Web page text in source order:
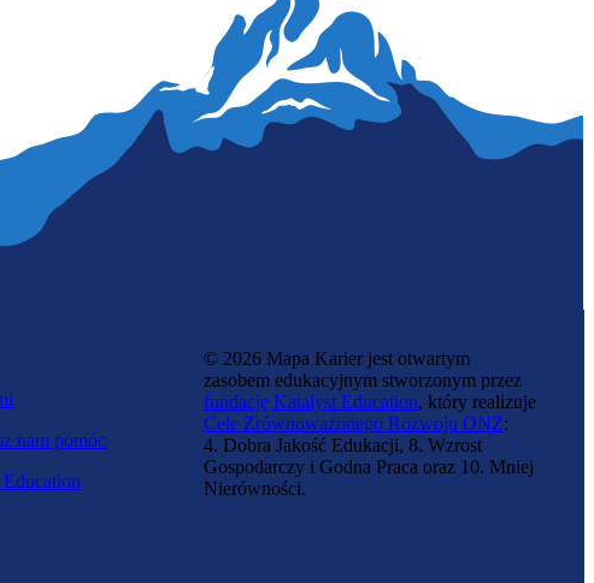
nam pomóc
© 2026 Mapa Karier jest otwartym
zasobem edukacyjnym stworzonym przez
fundację Katalyst Education, który realizuje
Cele Zrównoważonego Rozwoju ONZ:
4. Dobra Jakość Edukacji, 8. Wzrost
Gospodarczy i Godna Praca oraz 10. Mniej
Nierówności.